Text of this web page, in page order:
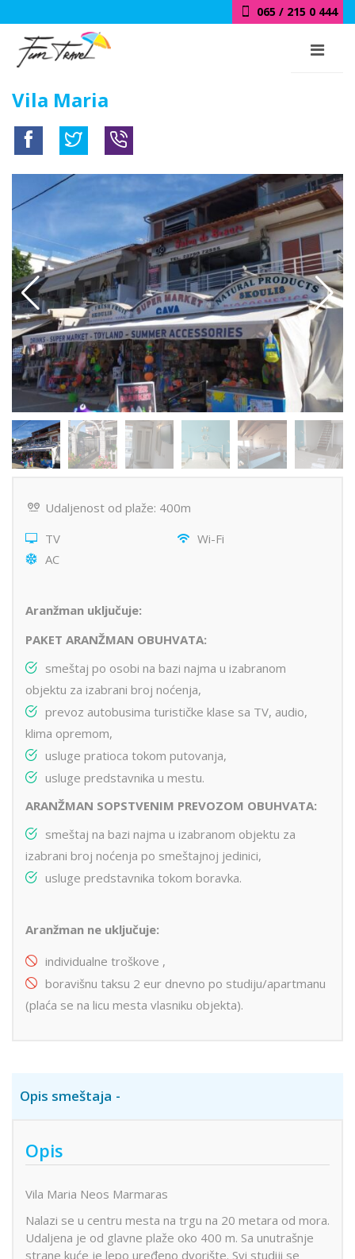
065 / 215 0 444
Vila Maria
Udaljenost od plaže: 400m
TV
Wi-Fi
AC
Aranžman uključuje:
PAKET ARANŽMAN OBUHVATA:
smeštaj po osobi na bazi najma u izabranom
objektu za izabrani broj noćenja,
prevoz autobusima turističke klase sa TV, audio,
klima opremom,
usluge pratioca tokom putovanja,
usluge predstavnika u mestu.
ARANŽMAN SOPSTVENIM PREVOZOM OBUHVATA:
smeštaj na bazi najma u izabranom objektu za
izabrani broj noćenja po smeštajnoj jedinici,
usluge predstavnika tokom boravka.
Aranžman ne uključuje:
individualne troškove ,
boravišnu taksu 2 eur dnevno po studiju/apartmanu
(plaća se na licu mesta vlasniku objekta).
Opis smeštaja
Opis
Vila Maria Neos Marmaras
Nalazi se u centru mesta na trgu na 20 metara od mora.
Udaljena je od glavne plaže oko 400 m. Sa unutrašnje
strane kuće je lepo uređeno dvorište. Svi studiji se